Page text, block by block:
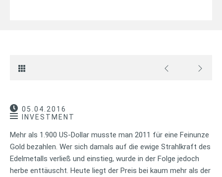
05.04.2016
INVESTMENT
Mehr als 1.900 US-Dollar musste man 2011 für eine Feinunze
Gold bezahlen. Wer sich damals auf die ewige Strahlkraft des
Edelmetalls verließ und einstieg, wurde in der Folge jedoch
herbe enttäuscht. Heute liegt der Preis bei kaum mehr als der